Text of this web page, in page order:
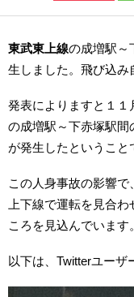
東武東上線の成増駅～
生しました。飛び込み
発表によりますと１１
の成増駅～下赤塚駅間
が発生したということ
この人身事故の影響
上下線で運転を見合
ころを見込んでいます。
以下は、Twitterユーザ